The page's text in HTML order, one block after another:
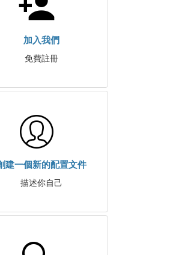
加入我們
免費註冊
建一個新的配置文件
描述你自己